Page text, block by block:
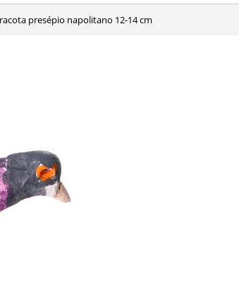
presépio napolitano 12-14 cm